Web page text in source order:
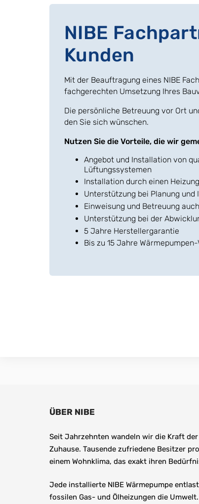
NIBE
Kunden
Mit der Beauftragung eines NIBE
fachgerechten Umsetzung Ihres
Die persönliche Betreuung vor Ort
den Sie sich wünschen.
Nutzen Sie die Vorteile, die wir
Angebot und Installation von
Lüftungssystemen
Installation durch einen
Unterstützung bei Planung und
Einweisung und Betreuung
Unterstützung bei der
5 Jahre Herstellergarantie
Bis zu 15 Jahre
ÜBER NIBE
Seit Jahrzehnten wandeln wir die Kraft
Zuhause. Tausende zufriedene Besitzer
einem Wohnklima, das exakt ihren
Jede installierte NIBE Wärmepumpe
fossilen Gas- und Ölheizungen die